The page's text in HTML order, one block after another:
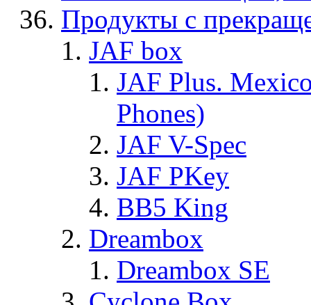
Продукты с
JAF box
JAF Plus.
Phones)
JAF V-Spec
JAF PKey
BB5 King
Dreambox
Dreambox SE